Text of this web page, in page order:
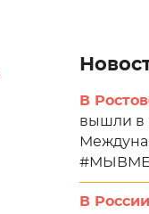
В
вышли в
В